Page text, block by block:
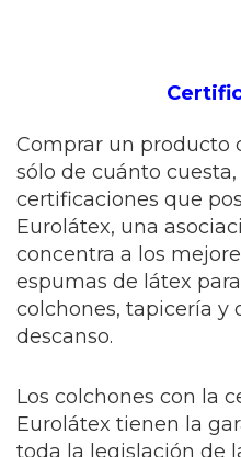
Comprar un producto
sólo de cuánto
certificaciones que
Eurolátex, una
concentra a los
espumas de látex
colchones, tapicería y
descanso.
Los colchones con la
Eurolátex tienen la
toda la legislación de